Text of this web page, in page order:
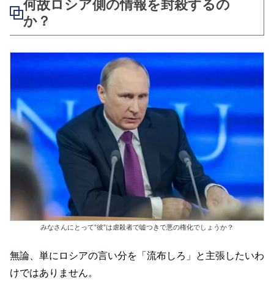
何故ロシア側の情報を封殺するの
か？
みなさんにとって”彼”は虐殺者で嘘つきで悪の権化でしょうか？
無論、単にロシアの言い分を「流布しろ」と主張したいわ
けではありません。